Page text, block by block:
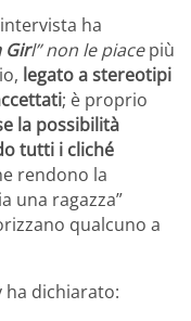
ha
Girl” non le piacepiù
legato a stereotipi
; è proprio
la possibilità
tutti i cliché
rendono la
una ragazza”
qualcuno a
ha dichiarato: